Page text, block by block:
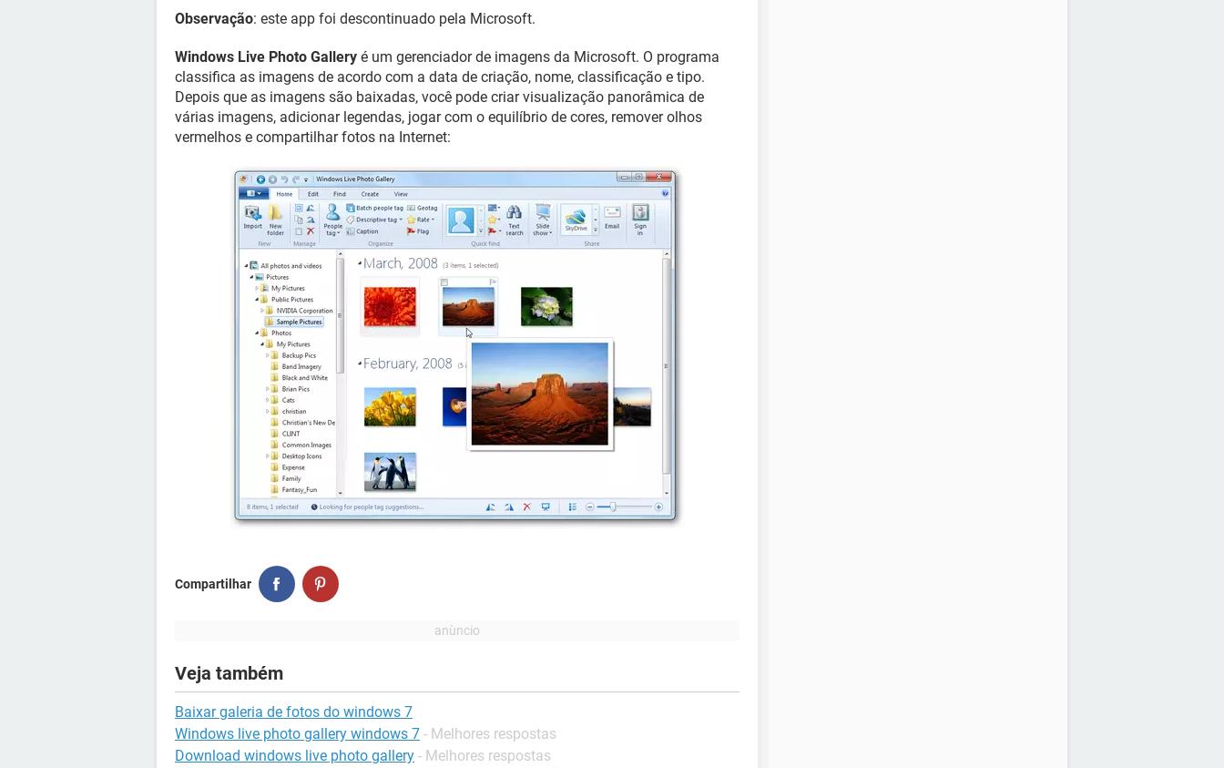
Observação: este app foi descontinuado pela Microsoft.
Windows Live Photo Gallery é um gerenciador de imagens da Microsoft. O programa
classifica as imagens de acordo com a data de criação, nome, classificação e tipo.
Depois que as imagens são baixadas, você pode criar visualização panorâmica de
várias imagens, adicionar legendas, jogar com o equilíbrio de cores, remover olhos
vermelhos e compartilhar fotos na Internet:
Compartilhar
Veja também
Baixar galeria de fotos do windows 7
Windows live photo gallery windows 7 - Melhores respostas
Download windows live photo gallery - Melhores respostas